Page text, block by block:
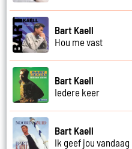
Bart Kaell
Hou me vast
Bart Kaell
Iedere keer
Bart Kaell
Ik geef jou vandaag